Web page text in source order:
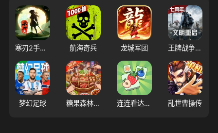
寒刃2手游版01 航海奇兵 龙城军团 王牌战争文明重启
梦幻足球 糖果森林逃脱 连连看达人全民消一消 乱世曹操传